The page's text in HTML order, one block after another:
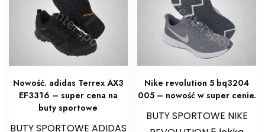
Nowość. adidas Terrex AX3
EF3316 – super cena na
buty sportowe
BUTY SPORTOWE ADIDAS
Nike revolution 5 bq3204
005 – nowość w super cenie.
BUTY SPORTOWE NIKE